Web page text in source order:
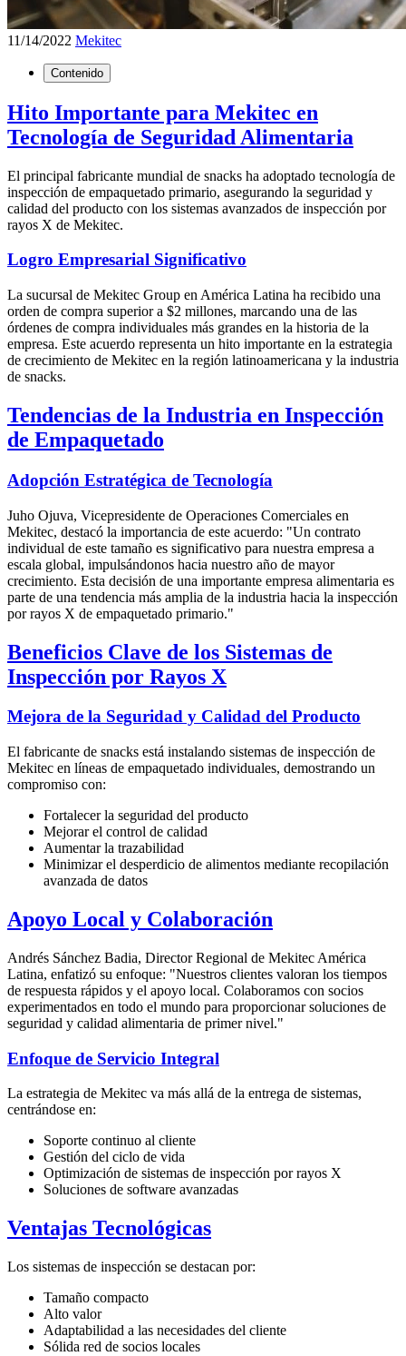
11/14/2022 Mekitec
Contenido
Hito Importante para Mekitec en
Tecnología de Seguridad Alimentaria
El principal fabricante mundial de snacks ha adoptado tecnología de
inspección de empaquetado primario, asegurando la seguridad y
calidad del producto con los sistemas avanzados de inspección por
rayos X de Mekitec.
Logro Empresarial Significativo
La sucursal de Mekitec Group en América Latina ha recibido una
orden de compra superior a $2 millones, marcando una de las
órdenes de compra individuales más grandes en la historia de la
empresa. Este acuerdo representa un hito importante en la estrategia
de crecimiento de Mekitec en la región latinoamericana y la industria
de snacks.
Tendencias de la Industria en Inspección
de Empaquetado
Adopción Estratégica de Tecnología
Juho Ojuva, Vicepresidente de Operaciones Comerciales en
Mekitec, destacó la importancia de este acuerdo: "Un contrato
individual de este tamaño es significativo para nuestra empresa a
escala global, impulsándonos hacia nuestro año de mayor
crecimiento. Esta decisión de una importante empresa alimentaria es
parte de una tendencia más amplia de la industria hacia la inspección
por rayos X de empaquetado primario."
Beneficios Clave de los Sistemas de
Inspección por Rayos X
Mejora de la Seguridad y Calidad del Producto
El fabricante de snacks está instalando sistemas de inspección de
Mekitec en líneas de empaquetado individuales, demostrando un
compromiso con:
Fortalecer la seguridad del producto
Mejorar el control de calidad
Aumentar la trazabilidad
Minimizar el desperdicio de alimentos mediante recopilación
avanzada de datos
Apoyo Local y Colaboración
Andrés Sánchez Badia, Director Regional de Mekitec América
Latina, enfatizó su enfoque: "Nuestros clientes valoran los tiempos
de respuesta rápidos y el apoyo local. Colaboramos con socios
experimentados en todo el mundo para proporcionar soluciones de
seguridad y calidad alimentaria de primer nivel."
Enfoque de Servicio Integral
La estrategia de Mekitec va más allá de la entrega de sistemas,
centrándose en:
Soporte continuo al cliente
Gestión del ciclo de vida
Optimización de sistemas de inspección por rayos X
Soluciones de software avanzadas
Ventajas Tecnológicas
Los sistemas de inspección se destacan por:
Tamaño compacto
Alto valor
Adaptabilidad a las necesidades del cliente
Sólida red de socios locales